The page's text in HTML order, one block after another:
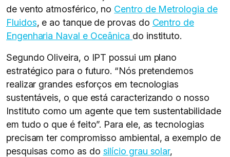
de vento atmosférico, no Centro de Metrologia de
Fluidos, e ao tanque de provas do Centro de
Engenharia Naval e Oceânica do instituto.
Segundo Oliveira, o IPT possui um plano
estratégico para o futuro. “Nós pretendemos
realizar grandes esforços em tecnologias
sustentáveis, o que está caracterizando o nosso
Instituto como um agente que tem sustentabilidade
em tudo o que é feito”. Para ele, as tecnologias
precisam ter compromisso ambiental, a exemplo de
pesquisas como as do silício grau solar,